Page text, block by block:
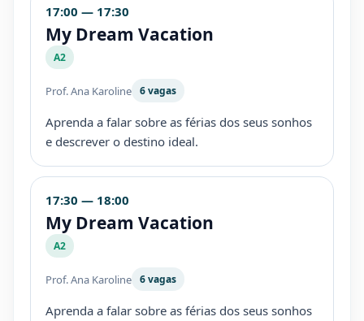
17:00 — 17:30
My Dream Vacation
A2
Prof. Ana Karoline 6 vagas
Aprenda a falar sobre as férias dos seus sonhos
e descrever o destino ideal.
17:30 — 18:00
My Dream Vacation
A2
Prof. Ana Karoline 6 vagas
Aprenda a falar sobre as férias dos seus sonhos